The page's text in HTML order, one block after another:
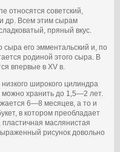
относятся советский,
др. Всем этим сырам
пряный вкус.
его эмментальский и, по
родиной этого сыра. В
впервые в XV в.
широкого цилиндра
можно хранить до 1,5—2 лет.
6—8 месяцев, а то и
в котором преобладает
маслянистая
рисунок довольно